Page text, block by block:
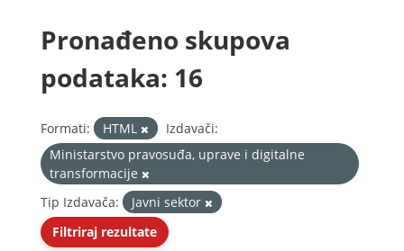
Pronađeno skupova
podataka: 16
Formati: HTML
Izdavači:
Ministarstvo pravosuđa, uprave i digitalne
transformacije
Tip Izdavača:
Javni sektor
Filtriraj rezultate